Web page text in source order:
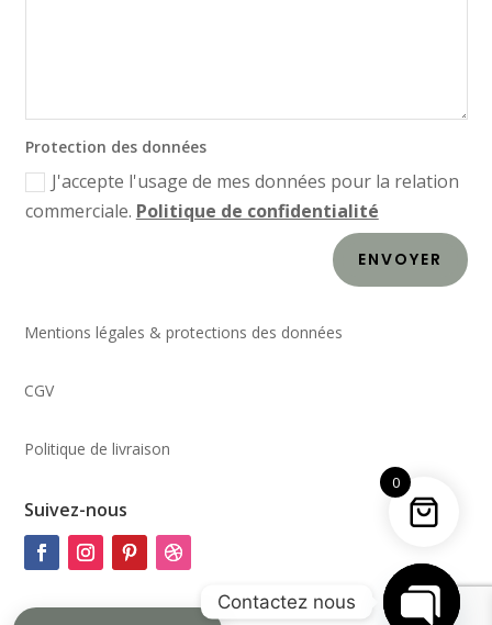
Protection des données
J'accepte l'usage de mes données pour la relation
commerciale. Politique de confidentialité
ENVOYER
Mentions légales & protections des données
CGV
Politique de livraison
Suivez-nous
0
Contactez nous